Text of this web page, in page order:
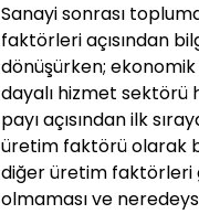
Sanayi sonrası
faktörleri açısından
dönüşürken; ekonomik
dayalı hizmet sektörü
payı açısından ilk
üretim faktörü olarak
diğer üretim faktörleri
olmaması ve